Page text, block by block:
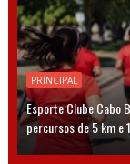
PRINCIPAL
Esporte Clube Cabo
percursos de 5 km e